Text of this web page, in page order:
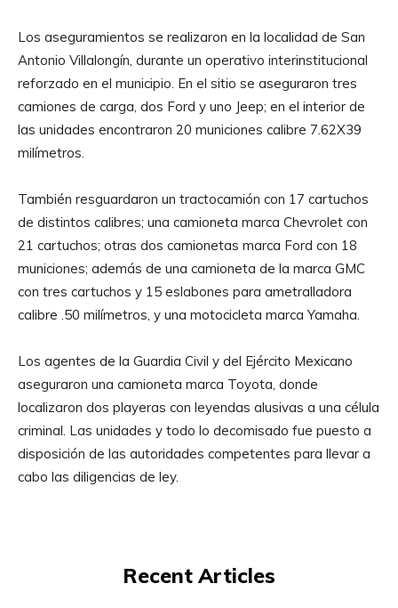
Los aseguramientos se realizaron en la localidad de San
Antonio Villalongín, durante un operativo interinstitucional
reforzado en el municipio. En el sitio se aseguraron tres
camiones de carga, dos Ford y uno Jeep; en el interior de
las unidades encontraron 20 municiones calibre 7.62X39
milímetros.
También resguardaron un tractocamión con 17 cartuchos
de distintos calibres; una camioneta marca Chevrolet con
21 cartuchos; otras dos camionetas marca Ford con 18
municiones; además de una camioneta de la marca GMC
con tres cartuchos y 15 eslabones para ametralladora
calibre .50 milímetros, y una motocicleta marca Yamaha.
Los agentes de la Guardia Civil y del Ejército Mexicano
aseguraron una camioneta marca Toyota, donde
localizaron dos playeras con leyendas alusivas a una célula
criminal. Las unidades y todo lo decomisado fue puesto a
disposición de las autoridades competentes para llevar a
cabo las diligencias de ley.
Recent Articles